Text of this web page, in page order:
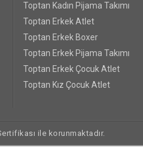
Toptan Kadın Pijama Takımı
Toptan Erkek Atlet
Toptan Erkek Boxer
Toptan Erkek Pijama Takımı
Toptan Erkek Çocuk Atlet
Toptan Kız Çocuk Atlet
ile korunmaktadır.